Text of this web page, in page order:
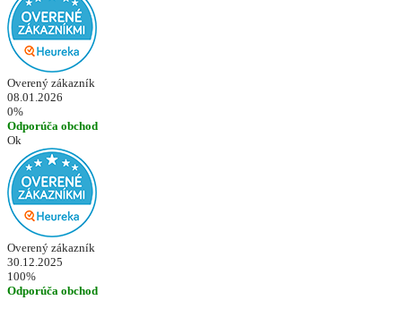
Overený zákazník
08.01.2026
0%
Odporúča obchod
Ok
Overený zákazník
30.12.2025
100%
Odporúča obchod